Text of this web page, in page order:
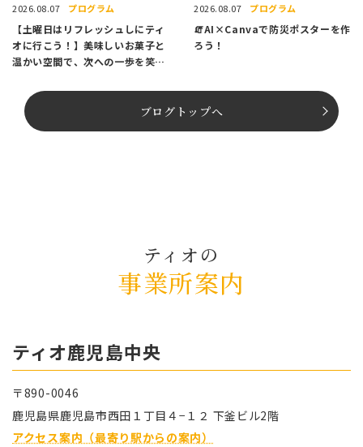
2026.08.07 プログラム
【土曜日はリフレッシュしにティ
オに行こう！】美味しいお菓子と
温かい空間で、次への一歩を笑顔
2026.08.07 プログラム
🧯AI×Canvaで防災ポスターを作
ろう！
ブログトップへ
ティオの
事業所案内
ティオ⿅児島中央
〒890-0046
⿅児島県⿅児島市⻄⽥１丁⽬４−１２ 下釜ビル2階
アクセス案内（最寄り駅からの案内）